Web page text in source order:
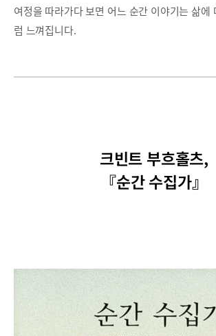
여정을 따라가다 보면 어느 순간 이야기는 삶에
럼 느껴집니다.
크빈트 부흐홀츠,
『순간 수집가』